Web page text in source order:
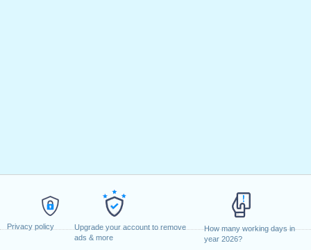
Privacy policy
Upgrade your account to remove
ads & more
How many working days in
year 2026?